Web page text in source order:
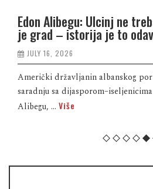
Edon Alibegu: Ulcinj ne
je grad – istorija je to
JULY 16, 2026
Američki državljanin albanskog
saradnju sa
Alibegu, ... Više